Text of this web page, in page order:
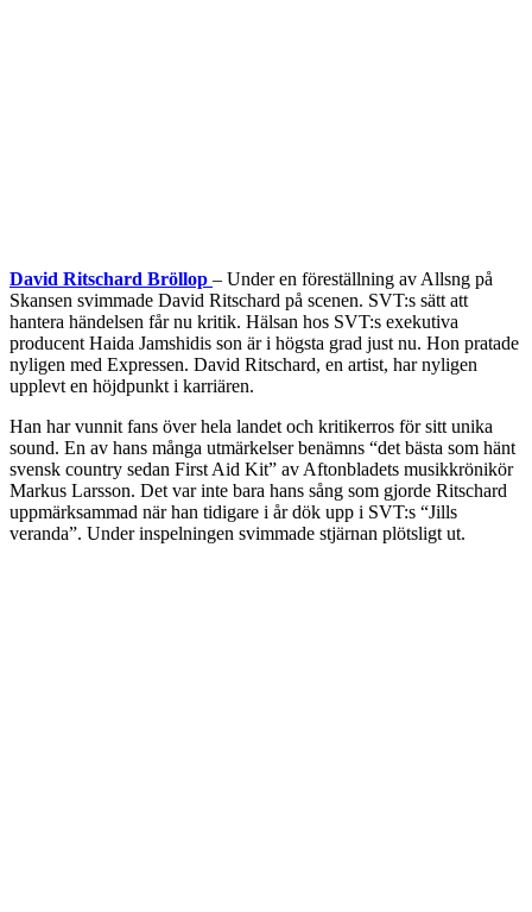
David Ritschard Bröllop – Under en föreställning av Allsng på
Skansen svimmade David Ritschard på scenen. SVT:s sätt att
hantera händelsen får nu kritik. Hälsan hos SVT:s exekutiva
producent Haida Jamshidis son är i högsta grad just nu. Hon pratade
nyligen med Expressen. David Ritschard, en artist, har nyligen
upplevt en höjdpunkt i karriären.
Han har vunnit fans över hela landet och kritikerros för sitt unika
sound. En av hans många utmärkelser benämns “det bästa som hänt
svensk country sedan First Aid Kit” av Aftonbladets musikkrönikör
Markus Larsson. Det var inte bara hans sång som gjorde Ritschard
uppmärksammad när han tidigare i år dök upp i SVT:s “Jills
veranda”. Under inspelningen svimmade stjärnan plötsligt ut.